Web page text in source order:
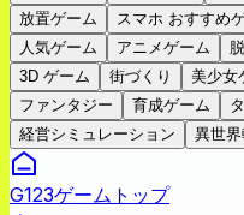
放置ゲーム
スマホ おすすめ
人気ゲーム
アニメゲーム
3D ゲーム
街づくり 美少女
ファンタジー
育成ゲーム
経営シミュレーション
異世
G123ゲームトップ